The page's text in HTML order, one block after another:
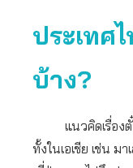
ประเทศ
บ้าง?
แนวคิดเรื่องตั๋ว
ทั้งในเอเชีย เช่น ม